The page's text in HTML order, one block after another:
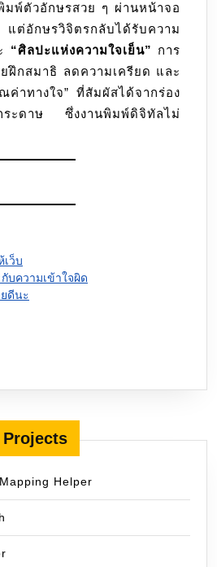
มพ์ตัวอักษรสวย ๆ ผ่านหน้าจอ
ต่อักษรวิจิตรกลับได้รับความ
“ศิลปะแห่งความใจเย็น” การ
ฝึกสมาธิ ลดความเครียด และ
าทางใจ” ที่สัมผัสได้จากร่อง
ระดาษ ซึ่งงานพิมพ์ดิจิทัลไม่
ว็บ
บความเข้าใจผิด
ดีนะ
Projects
Helper